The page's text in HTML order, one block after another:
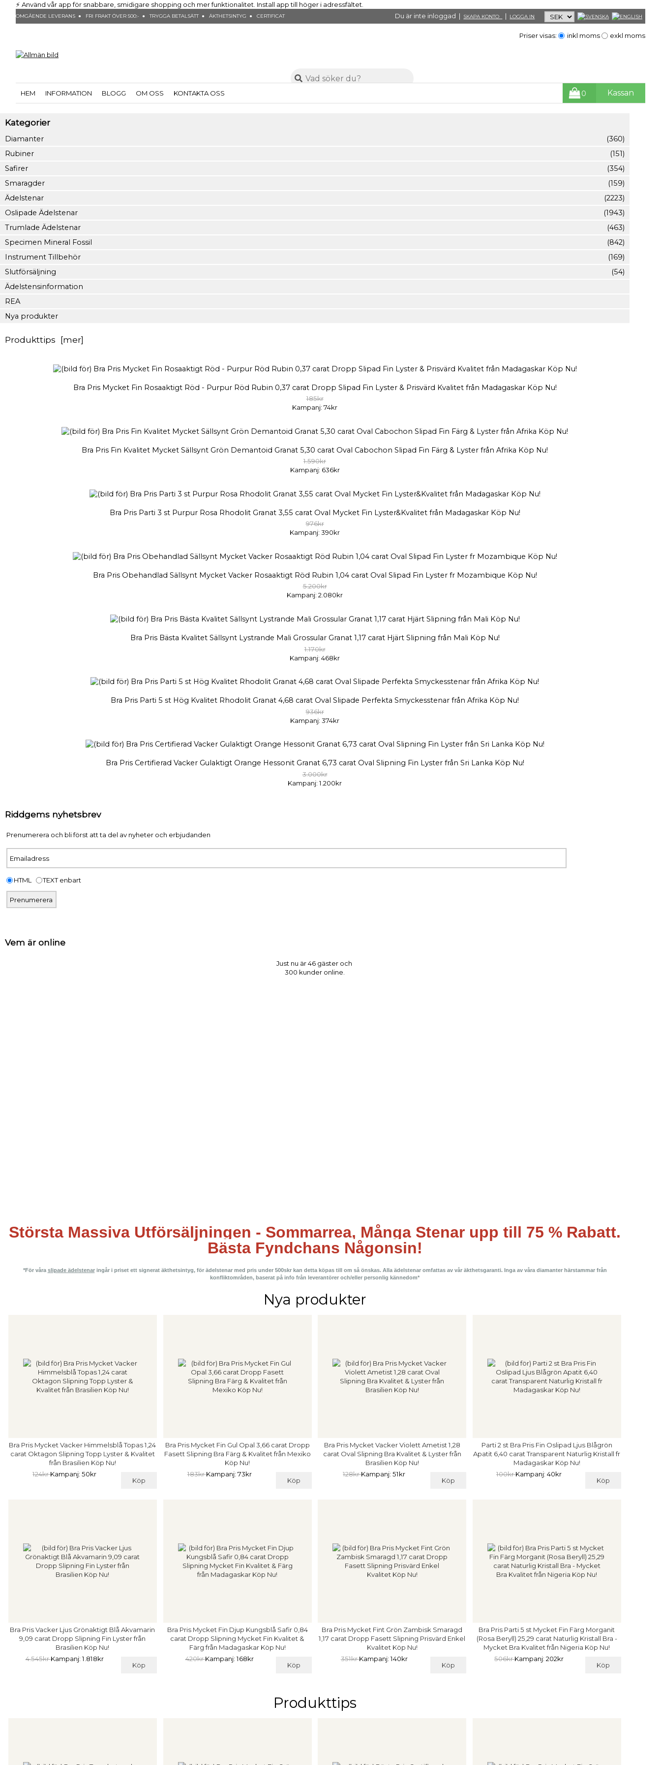
⚡ Använd vår app för snabbare, smidigare shopping och mer funktionalitet. Install app till höger i adressfältet.
OMGÅENDE LEVERANS ● FRI FRAKT ÖVER 500:- ● TRYGGA BETALSÄTT ● ÄKTHETSINTYG ● CERTIFICAT Du är inte inloggad | SKAPA KONTO | LOGGA IN
Priser visas: inkl moms exkl moms
HEM INFORMATION BLOGG OM OSS KONTAKTA OSS 0 Kassan
Kategorier
Diamanter
(360)
Rubiner
(151)
Safirer
(354)
Smaragder
(159)
Ädelstenar
(2223)
Oslipade Ädelstenar
(1943)
Trumlade Ädelstenar
(463)
Specimen Mineral Fossil
(842)
Instrument Tillbehör
(169)
Slutförsäljning
(54)
Ädelstensinformation
REA
Nya produkter
Produkttips [mer]
Bra Pris Mycket Fin Rosaaktigt Röd - Purpur Röd Rubin 0,37 carat Dropp Slipad Fin Lyster & Prisvärd Kvalitet från Madagaskar Köp Nu!
185kr
Kampanj: 74kr
Bra Pris Fin Kvalitet Mycket Sällsynt Grön Demantoid Granat 5,30 carat Oval Cabochon Slipad Fin Färg & Lyster från Afrika Köp Nu!
1.590kr
Kampanj: 636kr
Bra Pris Parti 3 st Purpur Rosa Rhodolit Granat 3,55 carat Oval Mycket Fin Lyster&Kvalitet från Madagaskar Köp Nu!
976kr
Kampanj: 390kr
Bra Pris Obehandlad Sällsynt Mycket Vacker Rosaaktigt Röd Rubin 1,04 carat Oval Slipad Fin Lyster fr Mozambique Köp Nu!
5.200kr
Kampanj: 2.080kr
Bra Pris Bästa Kvalitet Sällsynt Lystrande Mali Grossular Granat 1,17 carat Hjärt Slipning från Mali Köp Nu!
1.170kr
Kampanj: 468kr
Bra Pris Parti 5 st Hög Kvalitet Rhodolit Granat 4,68 carat Oval Slipade Perfekta Smyckesstenar från Afrika Köp Nu!
936kr
Kampanj: 374kr
Bra Pris Certifierad Vacker Gulaktigt Orange Hessonit Granat 6,73 carat Oval Slipning Fin Lyster från Sri Lanka Köp Nu!
3.000kr
Kampanj: 1.200kr
Riddgems nyhetsbrev
Prenumerera och bli först att ta del av nyheter och erbjudanden
HTML TEXT enbart
Vem är online
Just nu är 46 gäster och
300 kunder online.
Största Massiva Utförsäljningen - Sommarrea, Många Stenar upp till 75 % Rabatt.
Bästa Fyndchans Någonsin!
*För våra slipade ädelstenaringår i priset ett signerat äkthetsintyg, för ädelstenar med pris under 500skr kan detta köpas till om så önskas. Alla ädelstenar omfattas av vår äkthetsgaranti. Inga av våra diamanter härstammar från
konfliktområden, baserat på info från leverantörer och/eller personlig kännedom*
Nya produkter
Bra Pris Mycket Vacker Himmelsblå Topas 1,24
carat Oktagon Slipning Topp Lyster & Kvalitet
från Brasilien Köp Nu!
124krKampanj: 50kr
Köp
Bra Pris Mycket Fin Gul Opal 3,66 carat Dropp
Fasett Slipning Bra Färg & Kvalitet från Mexiko
Köp Nu!
183krKampanj: 73kr
Köp
Bra Pris Mycket Vacker Violett Ametist 1,28
carat Oval Slipning Bra Kvalitet & Lyster från
Brasilien Köp Nu!
128krKampanj: 51kr
Köp
Parti 2 st Bra Pris Fin Oslipad Ljus Blågrön
Apatit 6,40 carat Transparent Naturlig Kristall fr
Madagaskar Köp Nu!
100krKampanj: 40kr
Köp
Bra Pris Vacker Ljus Grönaktigt Blå Akvamarin
9,09 carat Dropp Slipning Fin Lyster från
Brasilien Köp Nu!
4.545krKampanj: 1.818kr
Köp
Bra Pris Mycket Fin Djup Kungsblå Safir 0,84
carat Dropp Slipning Mycket Fin Kvalitet &
Färg från Madagaskar Köp Nu!
420krKampanj: 168kr
Köp
Bra Pris Mycket Fint Grön Zambisk Smaragd
1,17 carat Dropp Fasett Slipning Prisvärd Enkel
Kvalitet Köp Nu!
351krKampanj: 140kr
Köp
Bra Pris Parti 5 st Mycket Fin Färg Morganit
(Rosa Beryll) 25,29 carat Naturlig Kristall Bra -
Mycket Bra Kvalitet från Nigeria Köp Nu!
506krKampanj: 202kr
Köp
Produkttips